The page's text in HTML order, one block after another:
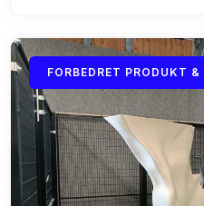
FORBEDRET PRODUKT